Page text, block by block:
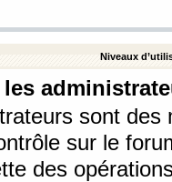
Niveaux
les
sont
sur le
des